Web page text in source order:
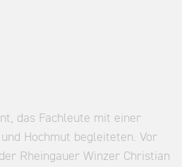
das Fachleute mit einer
Hochmut begleiteten. Vor
Rheingauer Winzer Christian